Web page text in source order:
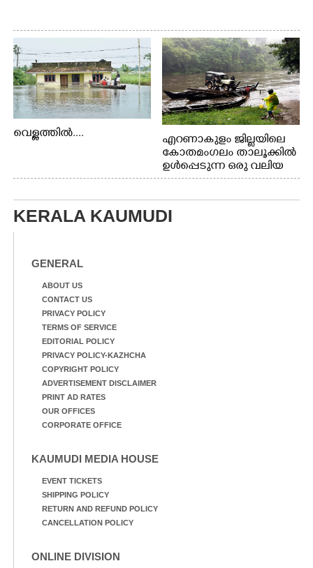
വെള്ളത്തിൽ....
എറണാകുളം ജില്ലയിലെ
കോതമംഗലം താലൂക്കിൽ
ഉൾപ്പെടുന്ന ഒരു വലിയ
ഗ്രാമപഞ്ചായത്താണ് കുട്ട
വെള്ളാരംകുത്ത്,
KERALA KAUMUDI
GENERAL
ABOUT US
CONTACT US
PRIVACY POLICY
TERMS OF SERVICE
EDITORIAL POLICY
PRIVACY POLICY-KAZHCHA
COPYRIGHT POLICY
ADVERTISEMENT DISCLAIMER
PRINT AD RATES
OUR OFFICES
CORPORATE OFFICE
KAUMUDI MEDIA HOUSE
EVENT TICKETS
SHIPPING POLICY
RETURN AND REFUND POLICY
CANCELLATION POLICY
ONLINE DIVISION